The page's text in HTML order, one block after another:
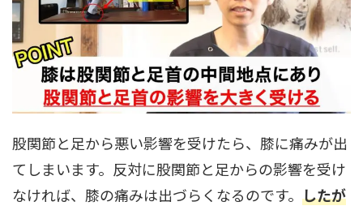
股関節と足から悪い影響を受けたら、膝に痛みが出
てしまいます。反対に股関節と足からの影響を受け
なければ、膝の痛みは出づらくなるのです。 したが